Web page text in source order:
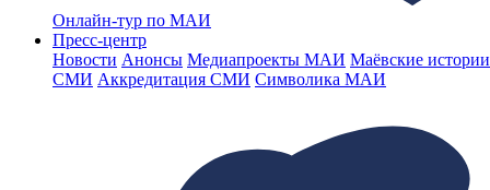
Онлайн-тур по МАИ
Пресс-центр
Новости Анонсы Медиапроекты МАИ Маёвские
СМИ Аккредитация СМИ Символика МАИ